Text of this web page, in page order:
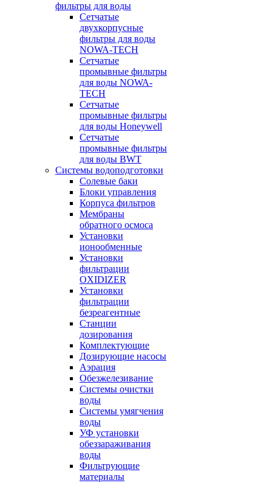
фильтры для воды
Сетчатые
двухкорпусные
фильтры для воды
NOWA-TECH
Сетчатые
промывные фильтры
для воды NOWA-
TECH
Сетчатые
промывные фильтры
для воды Honeywell
Сетчатые
промывные фильтры
для воды BWT
Системы водоподготовки
Солевые баки
Блоки управления
Корпуса фильтров
Мембраны
обратного осмоса
Установки
ионообменные
Установки
фильтрации
OXIDIZER
Установки
фильтрации
безреагентные
Станции
дозирования
Комплектующие
Дозирующие насосы
Аэрация
Обезжелезивание
Системы очистки
воды
Системы умягчения
воды
УФ установки
обеззараживания
воды
Фильтрующие
материалы